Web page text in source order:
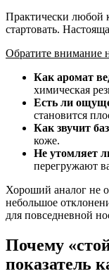
Практически любой
стартовать.
Обратите внимание
Как аромат
химическая
Есть ли
становится
Как звучит
коже.
Не утомляет
перегружают
Хороший аналог не
небольшое
для повседневной
Почему
показатель